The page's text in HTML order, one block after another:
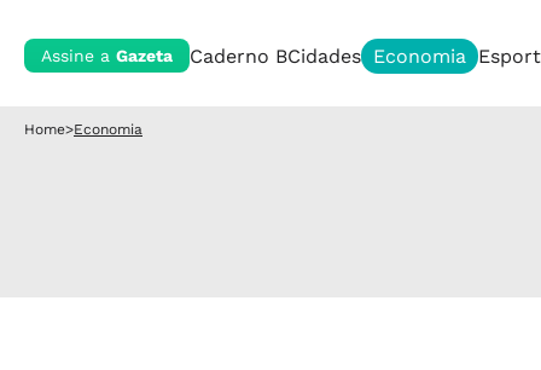
Assine a Gazeta Caderno BCidades Economia
Home>Economia